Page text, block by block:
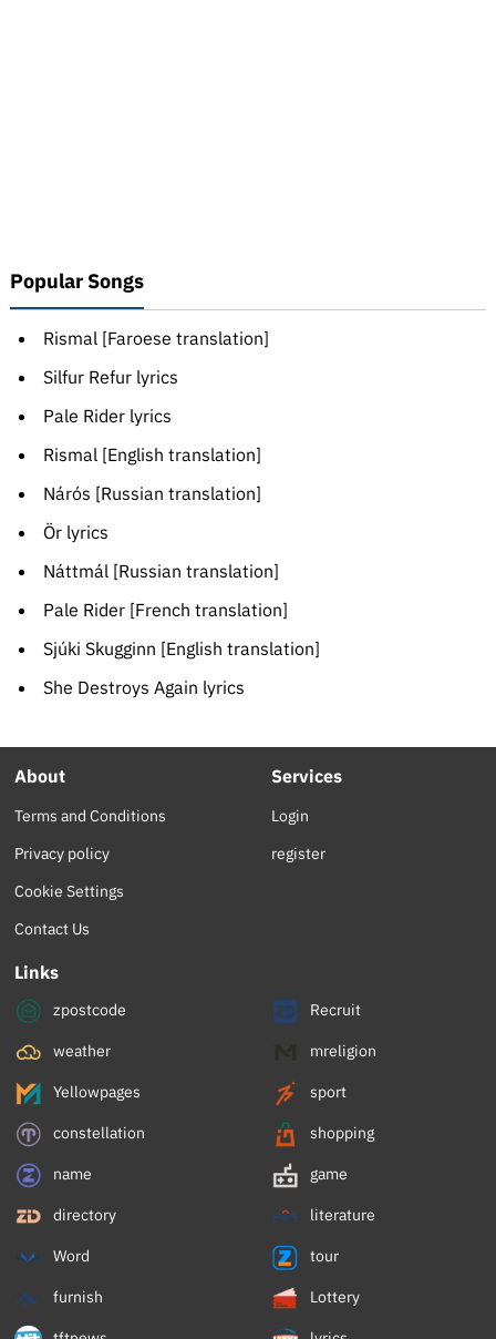
Popular Songs
Rismal [Faroese translation]
Silfur Refur lyrics
Pale Rider lyrics
Rismal [English translation]
Nárós [Russian translation]
Ör lyrics
Náttmál [Russian translation]
Pale Rider [French translation]
Sjúki Skugginn [English translation]
She Destroys Again lyrics
About
Terms and Conditions
Privacy policy
Cookie Settings
Contact Us
Services
Login
register
Links
zpostcode Recruit
weather mreligion
Yellowpages sport
constellation shopping
name game
directory literature
Word tour
furnish Lottery